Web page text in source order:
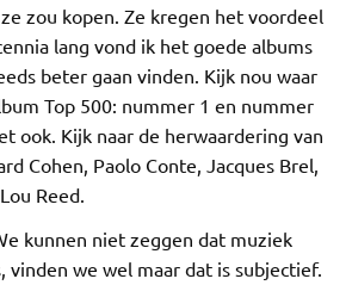
zou kopen. Ze kregen het voordeel
lang vond ik het goede albums
beter gaan vinden. Kijk nou waar
Top 500: nummer 1 en nummer
ook. Kijk naar de herwaardering van
Cohen, Paolo Conte, Jacques Brel,
Reed.
kunnen niet zeggen dat muziek
vinden we wel maar dat is subjectief.